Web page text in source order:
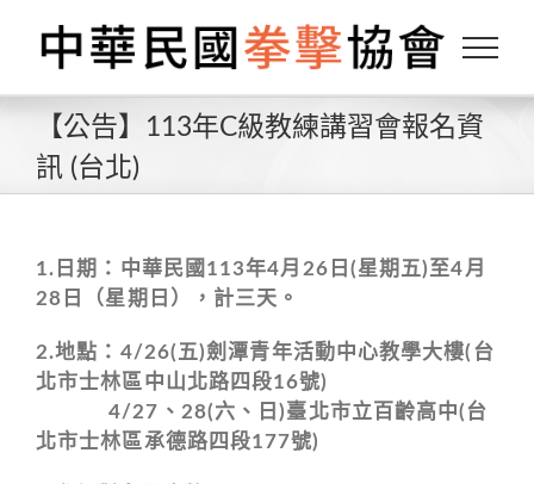
content
【公告】113年C級教練講習會報名資
訊 (台北)
1.日期：中華民國 113年4月26日 (星期五) 至4月
28日（星期日），計三天。
2.地點：4/26(五)劍潭青年活動中心教學大樓(台
北市士林區中山北路四段16號)
4/27、28(六、日)臺北市立百齡高中(台
北市士林區承德路四段177號)